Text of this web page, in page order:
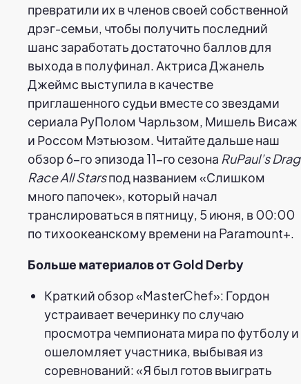
превратили их в членов своей собственной
дрэг-семьи, чтобы получить последний
шанс заработать достаточно баллов для
выхода в полуфинал. Актриса Джанель
Джеймс выступила в качестве
приглашенного судьи вместе со звездами
сериала РуПолом Чарльзом, Мишель Висаж
и Россом Мэтьюзом. Читайте дальше наш
обзор 6-го эпизода 11-го сезона RuPaul’s Drag
Race All Starsпод названием «Слишком
много папочек», который начал
транслироваться в пятницу, 5 июня, в 00:00
по тихоокеанскому времени на Paramount+.
Больше материалов от Gold Derby
Краткий обзор «MasterChef»: Гордон
устраивает вечеринку по случаю
просмотра чемпионата мира по футболу и
ошеломляет участника, выбывая из
соревнований: «Я был готов выиграть